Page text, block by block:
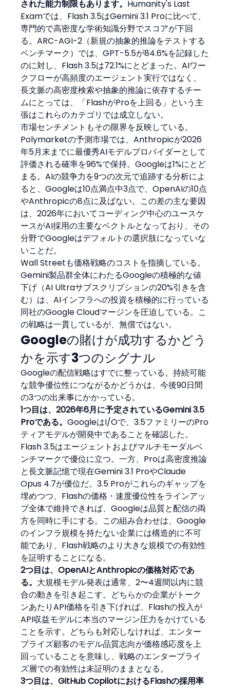
された能力制限もあります。 Humanity's Last
Examでは、Flash 3.5はGemini 3.1 Proに比べて、
専門的で高密度な学術知識分野でスコアが下回
る。ARC-AGI-2（新規の抽象的推論をテストする
ベンチマーク）では、GPT-5.5が84.6%を記録した
のに対し、Flash 3.5は72.1%にとどまった。AIワー
クフローが高頻度のエージェント実行ではなく、
長文脈の高密度検索や抽象的推論に依存するチー
ムにとっては、「FlashがProを上回る」という主
張はこれらのカテゴリでは成立しない。
市場センチメントもその限界を反映している。
Polymarketの予測市場では、Anthropicが2026
年5月末までに最優秀AIモデルプロバイダーとして
評価される確率を96%で保持。Googleは1%にとど
まる。AIの競争力を9つの次元で追跡する分析によ
ると、Googleは10点満点中3点で、OpenAIの10点
やAnthropicの8点に及ばない。この差の主な要因
は、2026年においてコーディング中心のユースケ
ースがAI採用の主要なベクトルとなっており、その
分野でGoogleはデフォルトの選択肢になっていな
いことだ。
Wall Streetも価格戦略のコストを指摘している。
Gemini製品群全体にわたるGoogleの積極的な値
下げ（AI Ultraサブスクリプションの20%引きを含
む）は、AIインフラへの投資を積極的に行っている
同社のGoogle Cloudマージンを圧迫している。こ
の戦略は一貫しているが、無償ではない。
Googleの賭けが成功するかどう
かを示す3つのシグナル
Googleの配信戦略はすでに整っている。持続可能
な競争優位性につながるかどうかは、今後90日間
の3つの出来事にかかっている。
1つ目は、2026年6月に予定されているGemini 3.5
Proである。GoogleはI/Oで、3.5ファミリーのPro
ティアモデルが開発中であることを確認した。
Flash 3.5はエージェントおよびマルチモーダルベ
ンチマークで優位に立つ。一方、Proは高密度推論
と長文脈記憶で現在Gemini 3.1 ProやClaude
Opus 4.7が優位だ。3.5 Proがこれらのギャップを
埋めつつ、Flashの価格・速度優位性をラインアッ
プ全体で維持できれば、Googleは品質と配信の両
方を同時に手にする。この組み合わせは、Google
のインフラ規模を持たない企業には構造的に不可
能であり、Flash戦略のより大きな規模での有効性
を証明することになる。
2つ目は、OpenAIとAnthropicの価格対応であ
る。 大規模モデル発表は通常、2〜4週間以内に競
合の動きを引き起こす。どちらかの企業がトーク
ンあたりAPI価格を引き下げれば、Flashの投入が
API収益モデルに本当のマージン圧力をかけている
ことを示す。どちらも対応しなければ、エンター
プライズ顧客のモデル品質志向が価格感応度を上
回っていることを意味し、戦略のエンタープライ
ズ層での有効性は未証明のままとなる。
3つ目は、GitHub CopilotにおけるFlashの採用率